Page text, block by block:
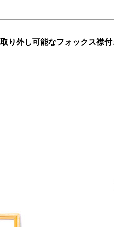
取り外し可能なフォックス襟